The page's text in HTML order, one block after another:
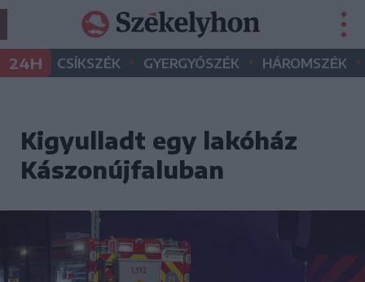
24H CSÍKSZÉK • GYERGYÓSZÉK • HÁROMSZÉK •
Kigyulladt egy lakóház
Kászonújfaluban